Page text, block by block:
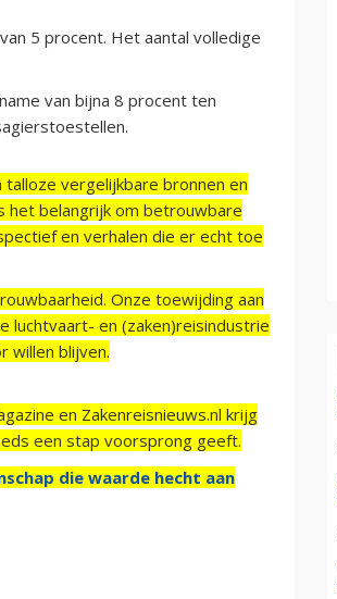
5 procent. Het aantal volledige
van bijna 8 procent ten
vergelijkbare bronnen en
het belangrijk om betrouwbare
en verhalen die er echt toe
Onze toewijding aan
luchtvaart- en (zaken)reisindustrie
willen blijven.
en Zakenreisnieuws.nl krijg
een stap voorsprong geeft.
die waarde hecht aan